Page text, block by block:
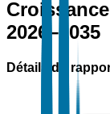
2026–2035
Détails du